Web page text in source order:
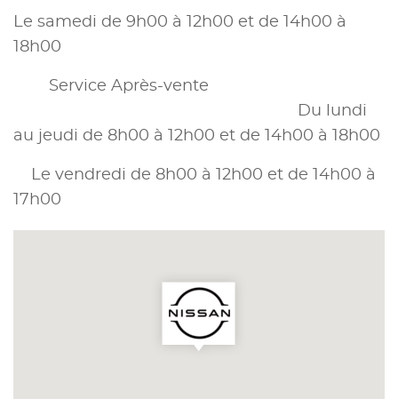
Le samedi de 9h00 à 12h00 et de 14h00 à
18h00
Service Après-vente
Du lundi
au jeudi de 8h00 à 12h00 et de 14h00 à 18h00
Le vendredi de 8h00 à 12h00 et de 14h00 à
17h00